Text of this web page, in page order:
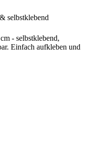
selbstklebend
- selbstklebend,
Einfach aufkleben und